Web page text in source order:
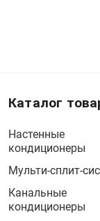
Каталог
Настенные
кондиционеры
Мульти-сплит-
Канальные
кондиционеры